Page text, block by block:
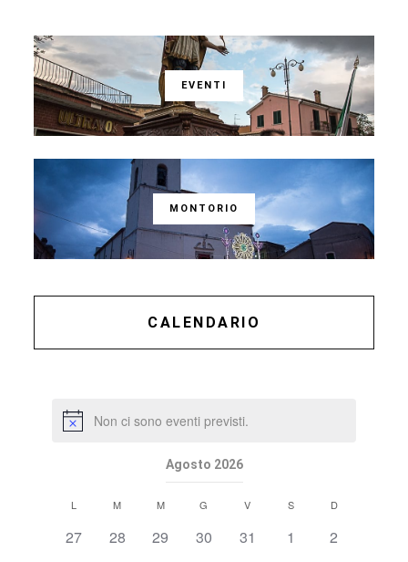
EVENTI
MONTORIO
CALENDARIO
Non ci sono eventi previsti.
Agosto 2026
Calendario
Eventi
L M M G V S D
0
27
0
28
0
29
0
30
0
31
0
1
0
2